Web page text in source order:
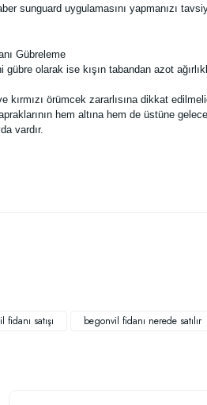
sunguard uygulamasını yapmanızı
olarak ise kışın tabandan azot
örümcek zararlısına dikkat
hem altına hem de üstüne
vardır.
fidanı satışı begonvil fidanı nerede satılır